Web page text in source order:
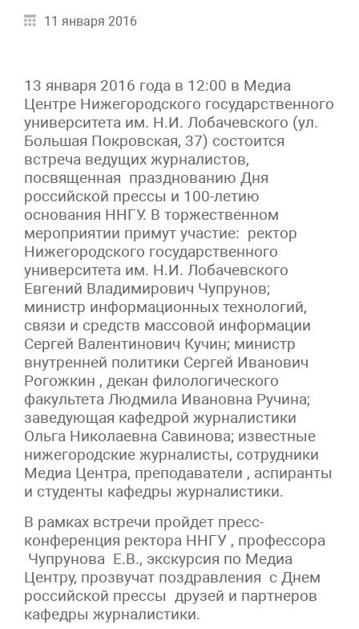
11 января 2016
13 января 2016 года в 12:00 в Медиа
Центре Нижегородского государственного
университета им. Н.И. Лобачевского (ул.
Большая Покровская, 37) состоится
встреча ведущих журналистов,
посвященная празднованию Дня
российской прессы и 100-летию
основания ННГУ. В торжественном
мероприятии примут участие: ректор
Нижегородского государственного
университета им. Н.И. Лобачевского
Евгений Владимирович Чупрунов;
министр информационных технологий,
связи и средств массовой информации
Сергей Валентинович Кучин; министр
внутренней политики Сергей Иванович
Рогожкин , декан филологического
факультета Людмила Ивановна Ручина;
заведующая кафедрой журналистики
Ольга Николаевна Савинова; известные
нижегородские журналисты, сотрудники
Медиа Центра, преподаватели , аспиранты
и студенты кафедры журналистики.
В рамках встречи пройдет пресс-
конференция ректора ННГУ , профессора
Чупрунова Е.В., экскурсия по Медиа
Центру, прозвучат поздравления с Днем
российской прессы друзей и партнеров
кафедры журналистики.